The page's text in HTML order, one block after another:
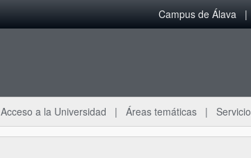
Campus de Álava
Acceso a la Universidad Áreas temáticas